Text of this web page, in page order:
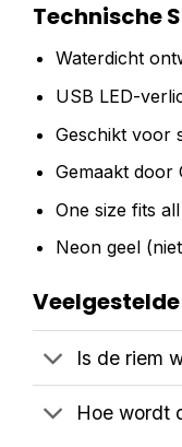
Technische
Waterdicht
USB LED-
Geschikt voor
Gemaakt door
One size fits all
Neon geel
Is de riem
Hoe wordt